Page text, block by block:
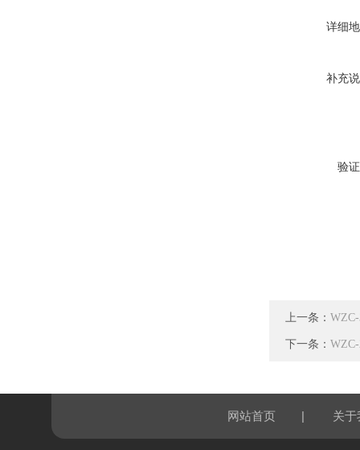
详细
补充
验
上一条：
下一条：
网站首页 | 关于